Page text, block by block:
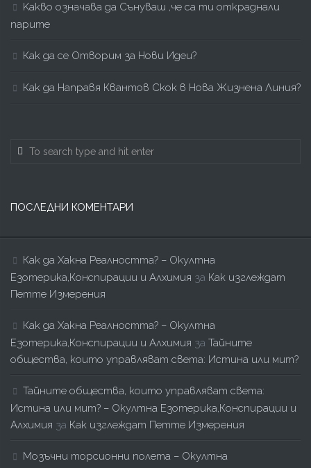
Kакво означава да Сънуваш ,че са ти откраднали
парите
Как да се Отворим за Нови Идеи?
Как да Направя Квантов Скок в Нова Жизнена Линия?
ПОСЛЕДНИ КОМЕНТАРИ
Как да Хакна Реалността? – Окултна
Езотерика,Конспирации и Алхимия за Как изглеждат
Петте Измерения
Как да Хакна Реалността? – Окултна
Езотерика,Конспирации и Алхимия за Тайните
общества, които управляват света: Истина или мит?
Тайните общества, които управляват света:
Истина или мит? – Окултна Езотерика,Конспирации и
Алхимия за Как изглеждат Петте Измерения
Мозъчни торсионни полета – Окултна